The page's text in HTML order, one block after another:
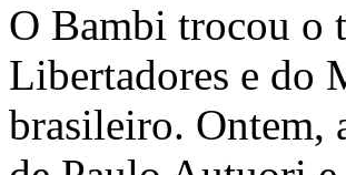
O Bambi trocou o
Libertadores e do
brasileiro. Ontem,